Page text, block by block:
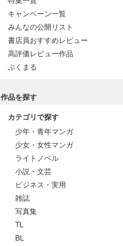
キャンペーン一覧
みんなの公開リスト
書店員おすすめレビュー
高評価レビュー作品
ぶくまる
作品を探す
カテゴリで探す
少年・青年マンガ
少女・女性マンガ
ライトノベル
小説・文芸
ビジネス・実用
雑誌
写真集
TL
BL